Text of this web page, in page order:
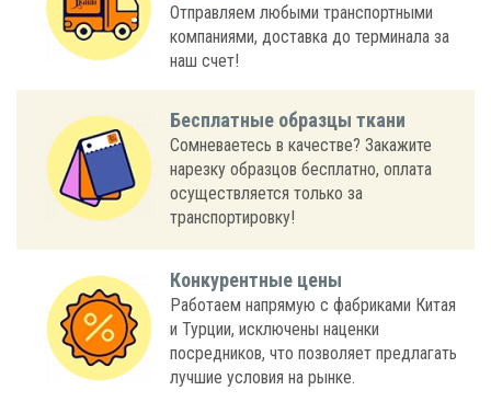
Отправляем любыми транспортными
компаниями, доставка до терминала за
наш счет!
Бесплатные образцы ткани
Сомневаетесь в качестве? Закажите
нарезку образцов бесплатно, оплата
осуществляется только за
транспортировку!
Конкурентные цены
Работаем напрямую с фабриками Китая
и Турции, исключены наценки
посредников, что позволяет предлагать
лучшие условия на рынке.